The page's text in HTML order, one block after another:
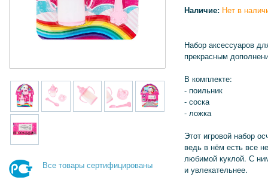
Все товары сертифицированы
Наличие: Нет в
Набор аксессуаров
прекрасным
В комплекте:
- поильник
- соска
- ложка
Этот игровой набор
ведь в нём есть все
любимой куклой. С
и увлекательнее.